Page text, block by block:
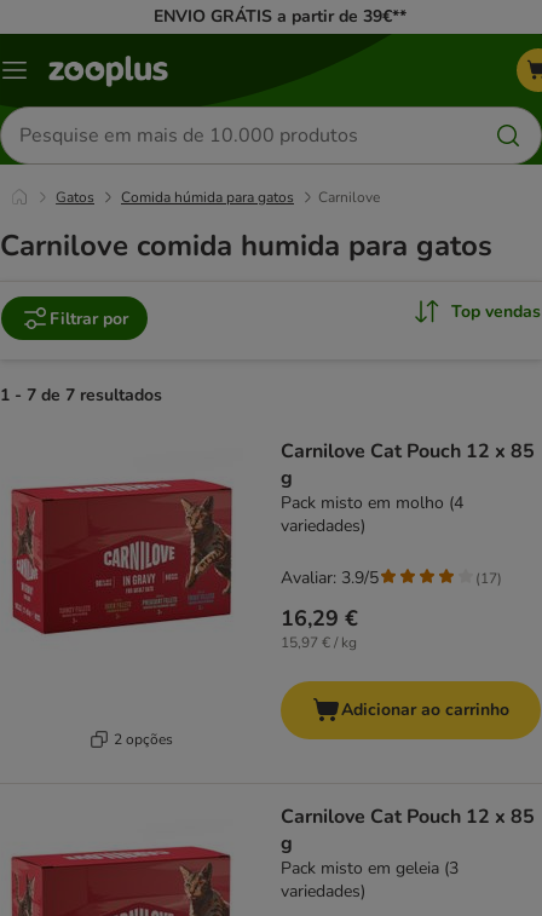
ENVIO GRÁTIS a partir de 39€**
Menu
Pesquisar
produtos
Gatos Comida húmida para gatos Carnilove
Carnilove comida humida para gatos
Filtrar por Top vendas
1 - 7 de 7 resultados
2 opções
Carnilove Cat Pouch 12 x 85
g
Pack misto em molho (4
variedades)
16,29 €
15,97 € / kg
Avaliar: 3.9/5 (17)
Adicionar ao carrinho
Carnilove Cat Pouch 12 x 85
g
Pack misto em geleia (3
variedades)